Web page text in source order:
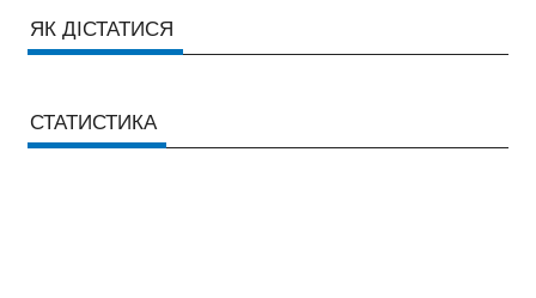
ЯК ДІСТАТИСЯ
СТАТИСТИКА